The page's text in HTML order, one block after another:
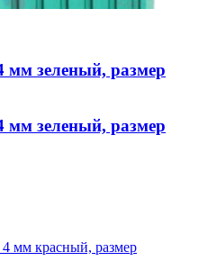
мм зеленый, размер
мм зеленый, размер